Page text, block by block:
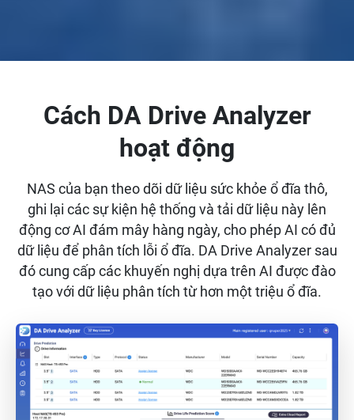
Cách DA Drive Analyzer
hoạt động
NAS của bạn theo dõi dữ liệu sức khỏe ổ đĩa thô,
ghi lại các sự kiện hệ thống và tải dữ liệu này lên
động cơ AI đám mây hàng ngày, cho phép AI có đủ
dữ liệu để phân tích lỗi ổ đĩa. DA Drive Analyzer sau
đó cung cấp các khuyến nghị dựa trên AI được đào
tạo với dữ liệu phân tích từ hơn một triệu ổ đĩa.